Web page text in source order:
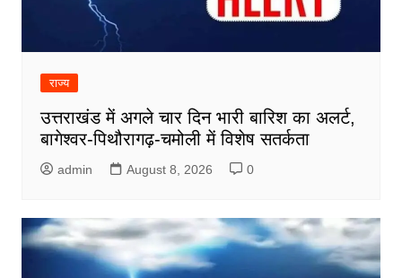
राज्य
उत्तराखंड में अगले चार दिन भारी बारिश का अलर्ट,
बागेश्वर-पिथौरागढ़-चमोली में विशेष सतर्कता
admin August 8, 2026 0